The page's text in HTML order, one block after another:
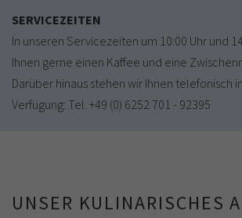
SERVICEZEITEN
In unseren Servicezeiten um 10:00 Uhr und
Ihnen gerne einen Kaffee und eine
Darüber hinaus stehen wir Ihnen telefonisch
Verfügung: Tel. +49 (0) 6252 701 - 92395
UNSER KULINARISCHES